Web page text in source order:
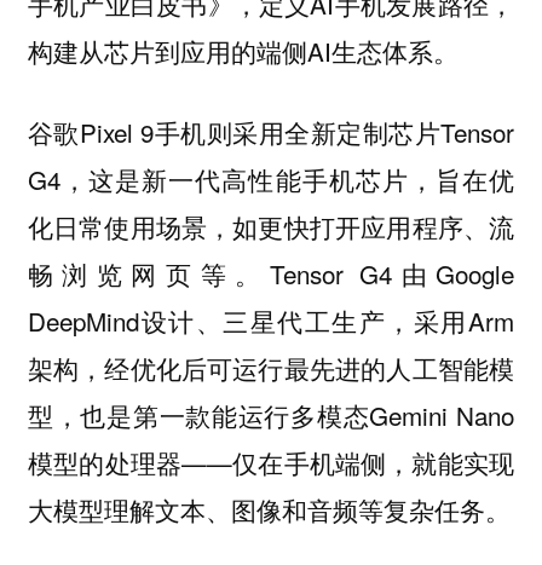
构建从芯片到应用的端侧AI生态体系。
谷歌Pixel 9手机则采用全新定制芯片Tensor
G4，这是新一代高性能手机芯片，旨在优
化日常使用场景，如更快打开应用程序、流
畅浏览网页等。Tensor G4由Google
DeepMind设计、三星代工生产，采用Arm
架构，经优化后可运行最先进的人工智能模
型，也是第一款能运行多模态Gemini Nano
模型的处理器——仅在手机端侧，就能实现
大模型理解文本、图像和音频等复杂任务。